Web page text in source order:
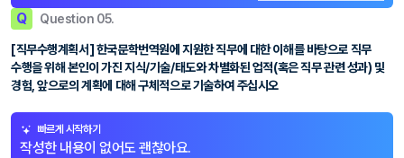
Q Question 05.
[직무수행계획서] 한국문학번역원에 지원한 직무에 대한 이해를 바탕으로 직무
수행을 위해 본인이 가진 지식/기술/태도와 차별화된 업적(혹은 직무 관련 성과) 및
경험, 앞으로의 계획에 대해 구체적으로 기술하여 주십시오
빠르게 시작하기
작성한 내용이 없어도 괜찮아요.